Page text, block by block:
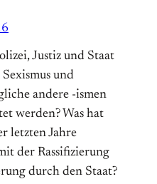
Justiz und Staat
und
andere -ismen
werden? Was hat
letzten Jahre
der Rassifizierung
durch den Staat?